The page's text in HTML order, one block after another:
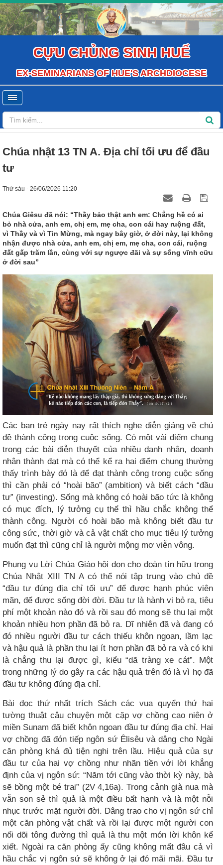
CỰU CHỦNG SINH HUẾ
EX-SEMINARIANS OF HUE'S ARCHDIOCESE
Chúa nhật 13 TN A. Địa chỉ tối ưu để đầu
tư
Thứ sáu - 26/06/2026 11:20
Chúa Giêsu đã nói: “Thầy bảo thật anh em: Chẳng hề có ai
bỏ nhà cửa, anh em, chị em, mẹ cha, con cái hay ruộng đất,
vì Thầy và vì Tin Mừng, mà ngay bây giờ, ở đời này, lại không
nhận được nhà cửa, anh em, chị em, mẹ cha, con cái, ruộng
đất gấp trăm lần, cùng với sự ngược đãi và sự sống vĩnh cữu
ở đời sau”
Các bạn trẻ ngày nay rất thích nghe diễn giảng về chủ
đề thành công trong cuộc sống. Có một vài điểm chung
trong các bài diễn thuyết của nhiều danh nhân, doanh
nhân thành đạt mà có thể kể ra hai điểm chung thường
thấy trình bày đó là để đạt thành công trong cuộc sống
thì cần phải có “hoài bão” (ambition) và biết cách “đầu
tư” (investing). Sống mà không có hoài bão tức là không
có mục đích, lý tưởng cụ thể thì hầu chắc không thể
thành công. Người có hoài bão mà không biết đầu tư
công sức, thời giờ và cả vật chất cho mục tiêu lý tưởng
muốn đạt thì cũng chỉ là người mộng mơ viễn vông.
Phụng vụ Lời Chúa Giáo hội dọn cho đoàn tín hữu trong
Chúa Nhật XIII TN A có thể nói tập trung vào chủ đề
“đầu tư đúng địa chỉ tối ưu” để được hạnh phúc viên
mãn, để được sống đời đời. Đầu tư là hành vi bỏ ra, tiêu
phí một khoản nào đó và rồi sau đó mong sẽ thu lại một
khoản nhiều hơn phần đã bỏ ra. Dĩ nhiên đã và đang có
đó nhiều người đầu tư cách thiếu khôn ngoan, lầm lạc
và hậu quả là phần thu lại ít hơn phần đã bỏ ra và có khi
là chẳng thu lại được gì, kiểu “dã tràng xe cát”. Một
trong những lý do gây ra các hậu quả trên đó là vì họ đã
đầu tư không đúng địa chỉ.
Bài đọc thứ nhất trích Sách các vua quyển thứ hai
tường thuật câu chuyện một cặp vợ chồng cao niên ở
miền Sunam đã biết khôn ngoan đầu tư đúng địa chỉ. Hai
vợ chồng đã đón tiếp ngôn sứ Êlisêu và dâng cho Ngài
căn phòng khá đủ tiện nghi trên lầu. Hiệu quả của sự
đầu tư của hai vợ chồng như nhãn tiền với lời khẳng
định của vị ngôn sứ: “Năm tới cũng vào thời kỳ này, bà
sẽ bồng một bé trai” (2V 4,16a). Trong cảnh già nua mà
vẫn son sẻ thì quả là một điều bất hạnh và là một nỗi
nhục trước mặt người đời. Dâng trao cho vị ngôn sứ chỉ
một căn phòng vật chất và rồi lại được một người con
nối dõi tông đường thì quả là thu một món lời khôn kể
xiết. Ngoài ra căn phòng ấy cũng không mất đâu cả vì
hầu chắc vị ngôn sứ sẽ không ở lại đó mãi mãi. Đầu tư